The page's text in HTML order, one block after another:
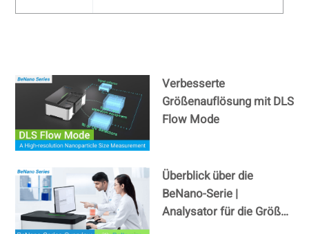
Verbesserte
Größenauflösung mit DLS
Flow Mode
Überblick über die
BeNano-Serie |
Analysator für die Größe